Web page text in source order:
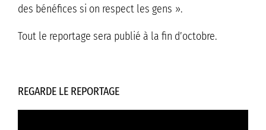
des bénéfices si on respect les gens ».
Tout le reportage sera publié à la fin d’octobre.
REGARDE LE REPORTAGE